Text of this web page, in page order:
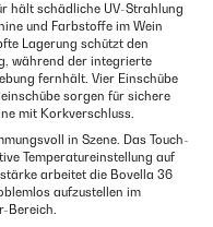
hält schädliche UV-Strahlung
und Farbstoffe im Wein
Lagerung schützt den
während der integrierte
fernhält. Vier Einschübe
sorgen für sichere
mit Korkverschluss.
in Szene. Das Touch-
Temperatureinstellung auf
arbeitet die Bovella 36
aufzustellen im
Bereich.